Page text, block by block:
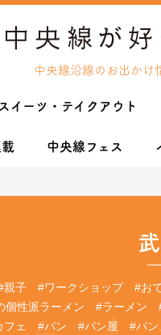
中央線沿線のお出かけ
スイーツ・テイクアウト
中央線フェス
親子 #ワークショップ #お
個性派ラーメン
#ラーメン
フェ #パン #パン屋 #パン